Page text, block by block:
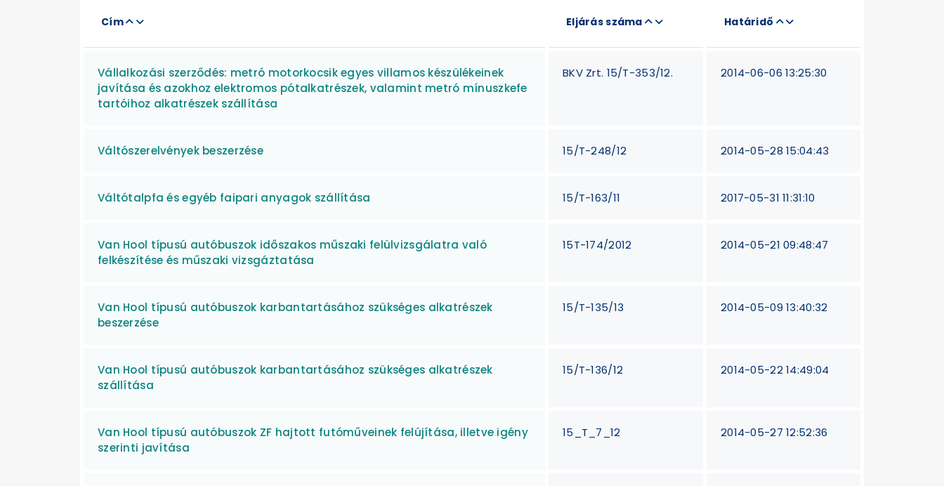
Cím Eljárás száma Határidő
Vállalkozási szerződés: metró motorkocsik egyes villamos készülékeinek
javítása és azokhoz elektromos pótalkatrészek, valamint metró mínuszkefe
tartóihoz alkatrészek szállítása
BKV Zrt. 15/T-353/12. 2014-06-06 13:25:30
Váltószerelvények beszerzése 15/T-248/12 2014-05-28 15:04:43
Váltótalpfa és egyéb faipari anyagok szállítása 15/T-163/11 2017-05-31 11:31:10
Van Hool típusú autóbuszok időszakos műszaki felülvizsgálatra való
felkészítése és műszaki vizsgáztatása
15T-174/2012 2014-05-21 09:48:47
Van Hool típusú autóbuszok karbantartásához szükséges alkatrészek
beszerzése
15/T-135/13 2014-05-09 13:40:32
Van Hool típusú autóbuszok karbantartásához szükséges alkatrészek
szállítása
15/T-136/12 2014-05-22 14:49:04
Van Hool típusú autóbuszok ZF hajtott futóműveinek felújítása, illetve igény
szerinti javítása
15_T_7_12 2014-05-27 12:52:36